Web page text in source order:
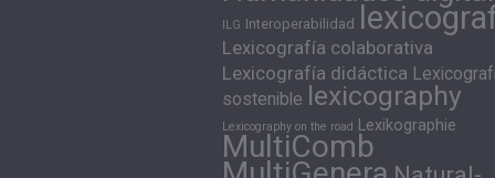
ILG Interoperabilidad
Lexicografía colaborativa
Lexicografía didáctica
sostenible lexicography
Lexicography on the road Lexikographie
MultiComb